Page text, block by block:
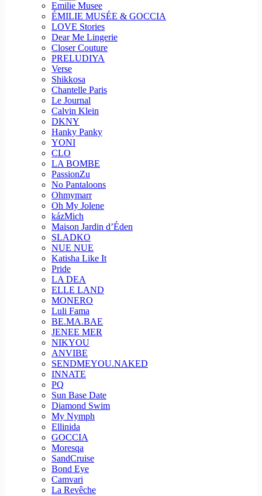
Emilie Musee
ÉMILIE MUSÉE & GOCCIA
LOVE Stories
Dear Me Lingerie
Closer Couture
PRELUDIYA
Verse
Shikkosa
Chantelle Paris
Le Journal
Calvin Klein
DKNY
Hanky Panky
YONI
CLO
LA BOMBE
PassionZu
No Pantaloons
Ohmymarr
Oh My Jolene
kázMich
Maison Jardin d’Éden
SLADKO
NUE NUE
Katisha Like It
Pride
LA DEA
ELLE LAND
MONERO
Luli Fama
BE.MA.BAE
JENEE MER
NIKYOU
ANVIBE
SENDMEYOU.NAKED
INNATE
PQ
Sun Base Date
Diamond Swim
My Nymph
Ellinida
GOCCIA
Moresqa
SandCruise
Bond Eye
Camvari
La Revêche